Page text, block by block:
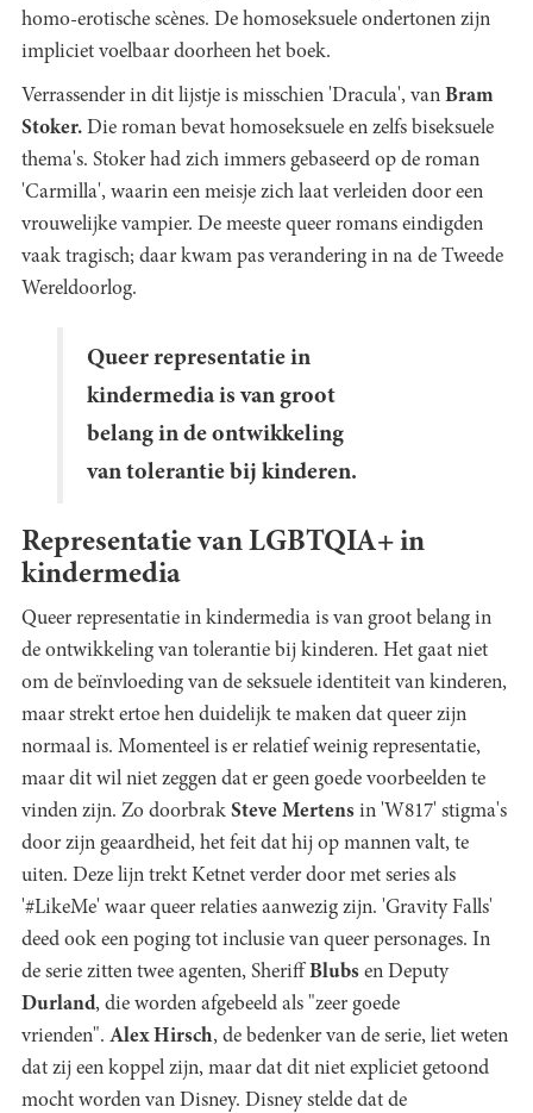
homo-erotische scènes. De homoseksuele ondertonen zijn
impliciet voelbaar doorheen het boek.
Verrassender in dit lijstje is misschien 'Dracula', van Bram
Stoker. Die roman bevat homoseksuele en zelfs biseksuele
thema's. Stoker had zich immers gebaseerd op de roman
'Carmilla', waarin een meisje zich laat verleiden door een
vrouwelijke vampier. De meeste queer romans eindigden
vaak tragisch; daar kwam pas verandering in na de Tweede
Wereldoorlog.
Queer representatie in
kindermedia is van groot
belang in de ontwikkeling
van tolerantie bij kinderen.
Representatie van LGBTQIA+ in
kindermedia
Queer representatie in kindermedia is van groot belang in
de ontwikkeling van tolerantie bij kinderen. Het gaat niet
om de beïnvloeding van de seksuele identiteit van kinderen,
maar strekt ertoe hen duidelijk te maken dat queer zijn
normaal is. Momenteel is er relatief weinig representatie,
maar dit wil niet zeggen dat er geen goede voorbeelden te
vinden zijn. Zo doorbrak Steve Mertens in 'W817' stigma's
door zijn geaardheid, het feit dat hij op mannen valt, te
uiten. Deze lijn trekt Ketnet verder door met series als
'#LikeMe' waar queer relaties aanwezig zijn. 'Gravity Falls'
deed ook een poging tot inclusie van queer personages. In
de serie zitten twee agenten, Sheriff Blubs en Deputy
Durland, die worden afgebeeld als "zeer goede
vrienden". Alex Hirsch, de bedenker van de serie, liet weten
dat zij een koppel zijn, maar dat dit niet expliciet getoond
mocht worden van Disney. Disney stelde dat de